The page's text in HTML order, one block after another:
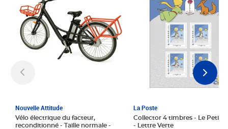
Nouvelle Attitude
Vélo électrique du facteur,
reconditionné - Taille normale -
La Poste
Collector 4 timbres - Le Petit
- Lettre Verte